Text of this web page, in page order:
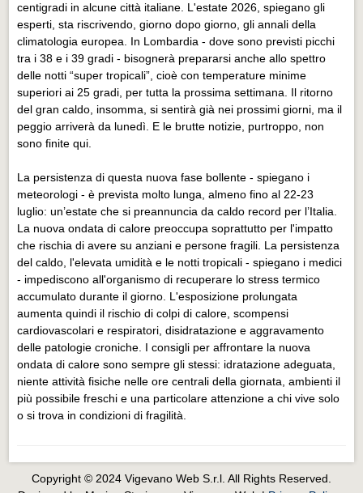
centigradi in alcune città italiane. L'estate 2026, spiegano gli
esperti, sta riscrivendo, giorno dopo giorno, gli annali della
climatologia europea. In Lombardia - dove sono previsti picchi
tra i 38 e i 39 gradi - bisognerà prepararsi anche allo spettro
delle notti “super tropicali”, cioè con temperature minime
superiori ai 25 gradi, per tutta la prossima settimana. Il ritorno
del gran caldo, insomma, si sentirà già nei prossimi giorni, ma il
peggio arriverà da lunedì. E le brutte notizie, purtroppo, non
sono finite qui.
La persistenza di questa nuova fase bollente - spiegano i
meteorologi - è prevista molto lunga, almeno fino al 22-23
luglio: un’estate che si preannuncia da caldo record per l’Italia.
La nuova ondata di calore preoccupa soprattutto per l'impatto
che rischia di avere su anziani e persone fragili. La persistenza
del caldo, l'elevata umidità e le notti tropicali - spiegano i medici
- impediscono all'organismo di recuperare lo stress termico
accumulato durante il giorno. L'esposizione prolungata
aumenta quindi il rischio di colpi di calore, scompensi
cardiovascolari e respiratori, disidratazione e aggravamento
delle patologie croniche. I consigli per affrontare la nuova
ondata di calore sono sempre gli stessi: idratazione adeguata,
niente attività fisiche nelle ore centrali della giornata, ambienti il
più possibile freschi e una particolare attenzione a chi vive solo
o si trova in condizioni di fragilità.
Copyright © 2024 Vigevano Web S.r.l. All Rights Reserved.